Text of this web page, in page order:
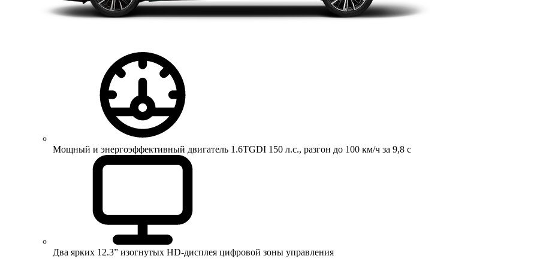
Мощный и энергоэффективный двигатель 1.6TGDI 150 л.с., разгон до 100 км/ч за 9,8 с
Два ярких 12.3” изогнутых HD-дисплея цифровой зоны управления